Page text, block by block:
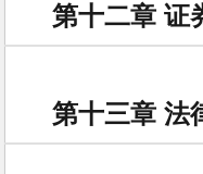
第十二章 证
第十三章 法